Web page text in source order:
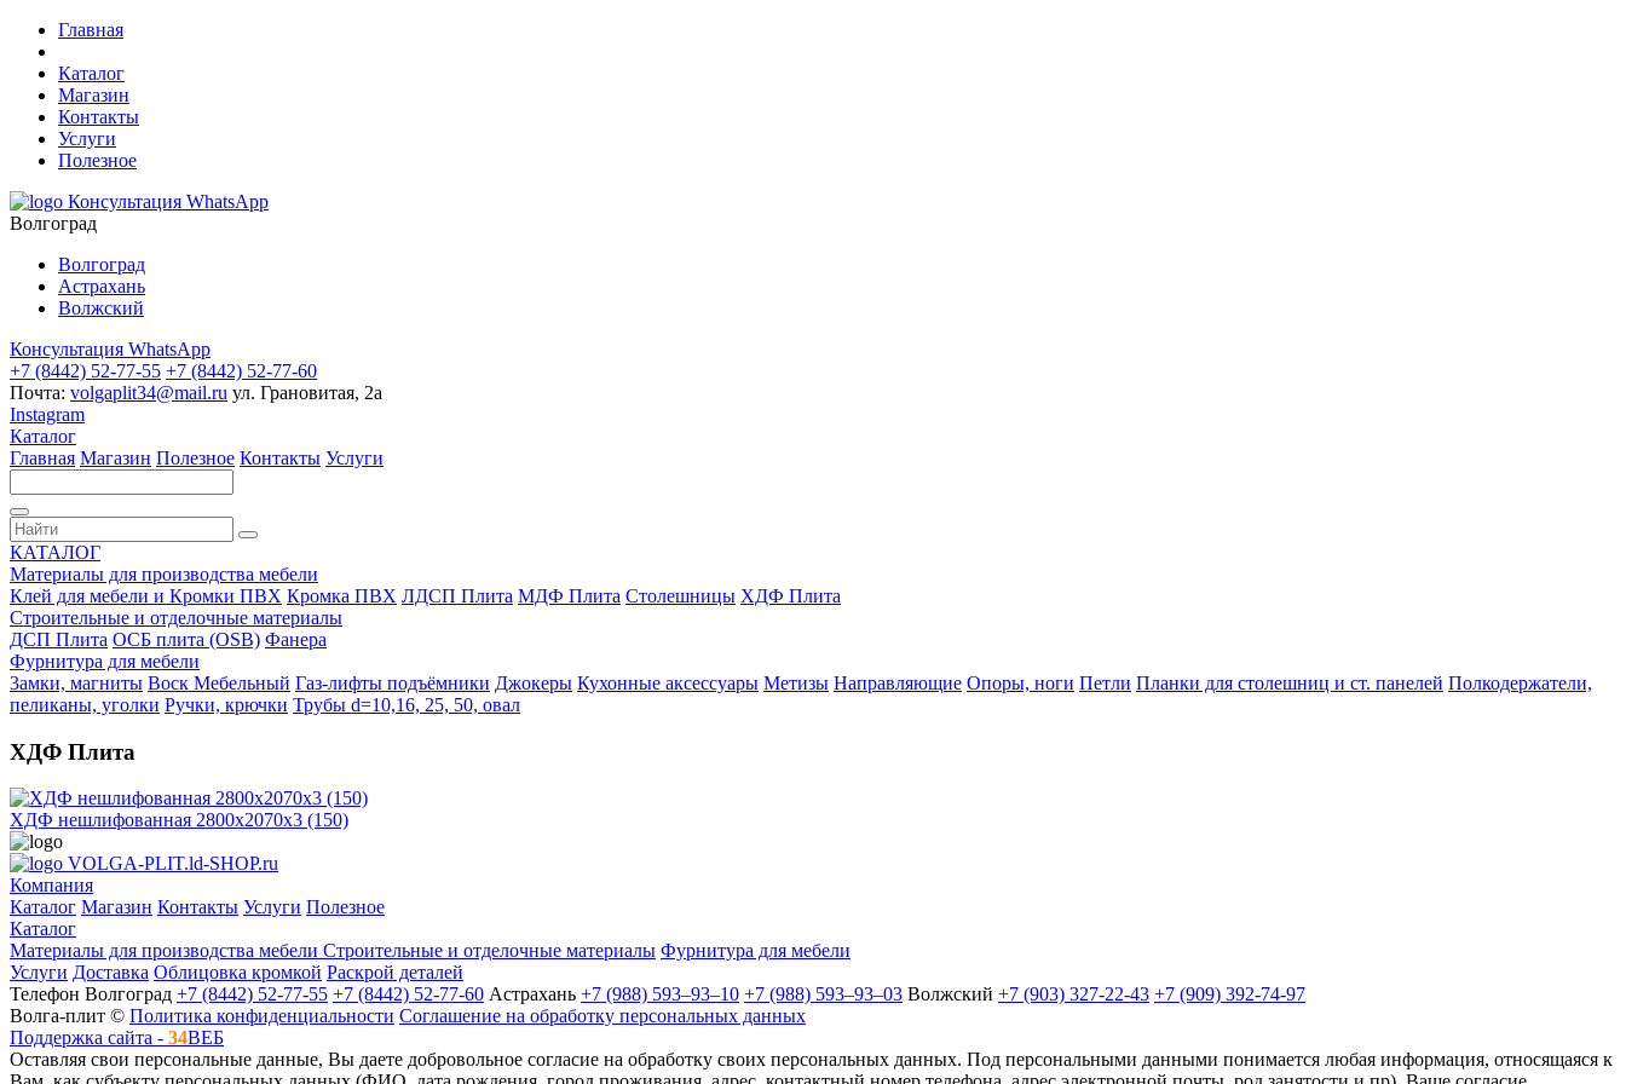
Главная
Каталог
Магазин
Контакты
Услуги
Полезное
Консультация WhatsApp
Волгоград
Волгоград
Астрахань
Волжский
Консультация WhatsApp
+7 (8442) 52-77-55 +7 (8442) 52-77-60
Почта: volgaplit34@mail.ru ул. Грановитая, 2а
Instagram
Каталог
Главная Магазин Полезное Контакты Услуги
КАТАЛОГ
Материалы для производства мебели
Клей для мебели и Кромки ПВХ Кромка ПВХ ЛДСП Плита МДФ Плита Столешницы ХДФ Плита
Строительные и отделочные материалы
ДСП Плита ОСБ плита (OSB) Фанера
Фурнитура для мебели
3амки, магниты Воск Мебельный Газ-лифты подъёмники Джокеры Кухонные аксессуары Метизы Направляющие Опоры, ноги Петли Планки для столешниц и ст. панелей Полкодержатели,
пеликаны, уголки Ручки, крючки Трубы d=10,16, 25, 50, овал
ХДФ Плита
ХДФ нешлифованная 2800х2070х3 (150)
VOLGA-PLIT.ld-SHOP.ru
Компания
Каталог Магазин Контакты Услуги Полезное
Каталог
Материалы для производства мебели Строительные и отделочные материалы Фурнитура для мебели
Услуги Доставка Облицовка кромкой Раскрой деталей
Телефон Волгоград +7 (8442) 52-77-55 +7 (8442) 52-77-60 Астрахань +7 (988) 593‒93‒10 +7 (988) 593‒93‒03 Волжский +7 (903) 327-22-43 +7 (909) 392-74-97
Волга-плит © Политика конфиденциальности Соглашение на обработку персональных данных
Поддержка сайта - 34ВЕБ
Оставляя свои персональные данные, Вы даете добровольное согласие на обработку своих персональных данных. Под персональными данными понимается любая информация, относящаяся к